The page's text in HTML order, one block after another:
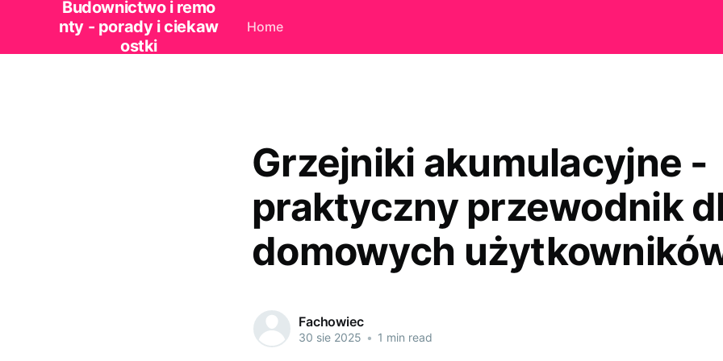
Budownictwo i remo
nty - porady i ciekaw
ostki
Home
Grzejniki akumulacyjne -
praktyczny przewodnik
domowych
Fachowiec
30 sie 2025 • 1 min read